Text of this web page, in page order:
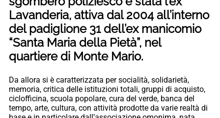
Lavanderia, attiva dal 2004 all’interno
del padiglione 31 dell’ex manicomio
“Santa Maria della Pietà”, nel
quartiere di Monte Mario.
Da allora si è caratterizzata per socialità, solidarietà,
memoria, critica delle istituzioni totali, gruppi di acquisto,
ciclofficina, scuola popolare, cura del verde, banca del
tempo, arte, cultura, con attività prodotte da varie realtà di